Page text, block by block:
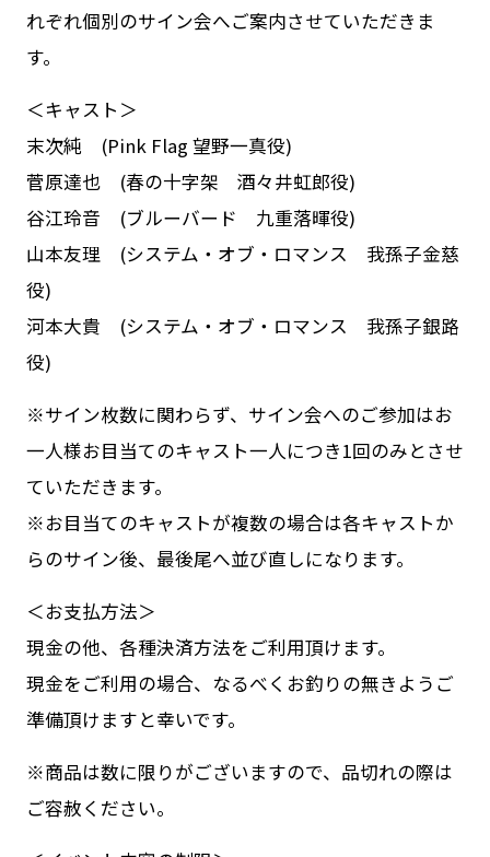
れぞれ個別のサイン会へご案内させていただきま
す。
＜キャスト＞
末次純 (Pink Flag 望野一真役)
菅原達也 (春の十字架 酒々井虹郎役)
谷江玲音 (ブルーバード 九重落暉役)
山本友理 (システム・オブ・ロマンス 我孫子金慈
役)
河本大貴 (システム・オブ・ロマンス 我孫子銀路
役)
※サイン枚数に関わらず、サイン会へのご参加はお
一人様お目当てのキャスト一人につき1回のみとさせ
ていただきます。
※お目当てのキャストが複数の場合は各キャストか
らのサイン後、最後尾へ並び直しになります。
＜お支払方法＞
現金の他、各種決済方法をご利用頂けます。
現金をご利用の場合、なるべくお釣りの無きようご
準備頂けますと幸いです。
※商品は数に限りがございますので、品切れの際は
ご容赦ください。